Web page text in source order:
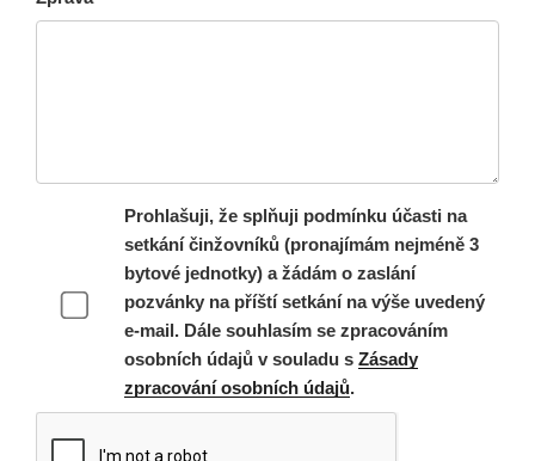
Prohlašuji, že splňuji podmínku účasti na
setkání činžovníků (pronajímám nejméně 3
bytové jednotky) a žádám o zaslání
pozvánky na příští setkání na výše uvedený
e-mail. Dále souhlasím se zpracováním
osobních údajů v souladu sZásady
zpracování osobních údajů.